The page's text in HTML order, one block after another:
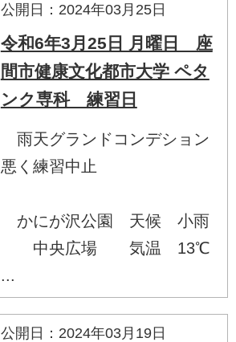
公開日：2024年03月25日
令和6年3月25日 月曜日 座
間市健康文化都市大学 ペタ
ンク専科 練習日
雨天グランドコンデション
悪く練習中止
かにが沢公園 天候 小雨
中央広場 気温 13℃
...
公開日：2024年03月19日